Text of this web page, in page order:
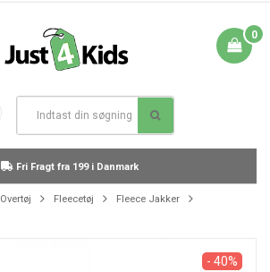
0
Fri Fragt fra 199 i Danmark
Overtøj Fleecetøj Fleece Jakker
- 40%